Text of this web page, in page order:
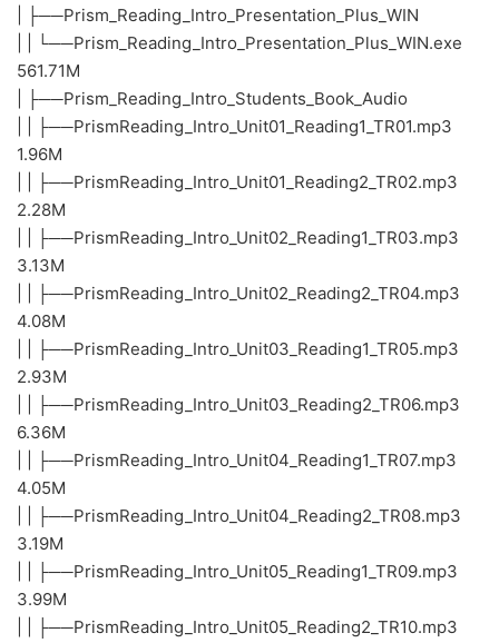
| ├──Prism_Reading_Intro_Presentation_Plus_WIN
| | └──Prism_Reading_Intro_Presentation_Plus_WIN.exe
561.71M
| ├──Prism_Reading_Intro_Students_Book_Audio
| | ├──PrismReading_Intro_Unit01_Reading1_TR01.mp3
1.96M
| | ├──PrismReading_Intro_Unit01_Reading2_TR02.mp3
2.28M
| | ├──PrismReading_Intro_Unit02_Reading1_TR03.mp3
3.13M
| | ├──PrismReading_Intro_Unit02_Reading2_TR04.mp3
4.08M
| | ├──PrismReading_Intro_Unit03_Reading1_TR05.mp3
2.93M
| | ├──PrismReading_Intro_Unit03_Reading2_TR06.mp3
6.36M
| | ├──PrismReading_Intro_Unit04_Reading1_TR07.mp3
4.05M
| | ├──PrismReading_Intro_Unit04_Reading2_TR08.mp3
3.19M
| | ├──PrismReading_Intro_Unit05_Reading1_TR09.mp3
3.99M
| | ├──PrismReading_Intro_Unit05_Reading2_TR10.mp3